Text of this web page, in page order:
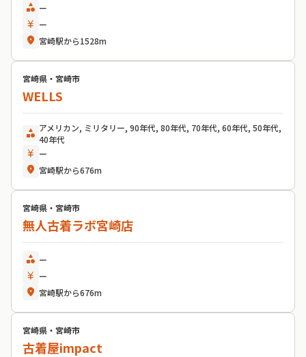
category ー
currency_yen ー
location_on 宮崎駅から1528m
宮崎県・宮崎市
WELLS
category アメリカン, ミリタリー, 90年代, 80年代, 70年代, 60年代, 50年代,
40年代
currency_yen ー
location_on 宮崎駅から676m
宮崎県・宮崎市
無人古着ラボ宮崎店
category ー
currency_yen ー
location_on 宮崎駅から676m
宮崎県・宮崎市
古着屋impact